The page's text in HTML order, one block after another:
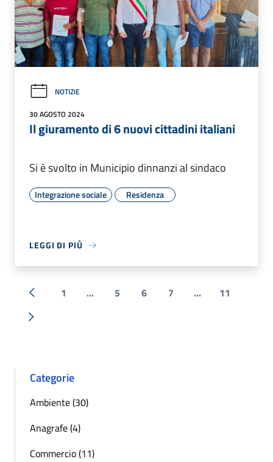
NOTIZIE
30 AGOSTO 2024
Il giuramento di 6 nuovi cittadini italiani
Si è svolto in Municipio dinnanzi al sindaco
Integrazione sociale Residenza
LEGGI DI PIÙ
« Precedente
1 ... 5 6 7 ... 11
Successiva »
Categorie
Ambiente (30)
Anagrafe (4)
Commercio (11)